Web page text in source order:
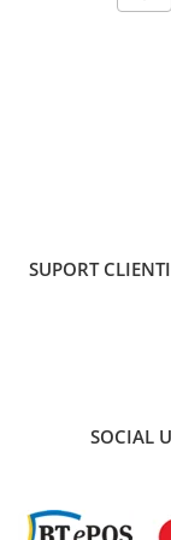
Carti de colorat
Casa, gradina
Istoria
SUPORT CLIENTI
SOCIAL